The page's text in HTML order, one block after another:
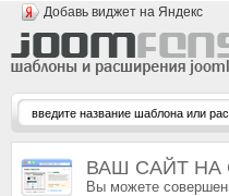
Добавь виджет на Яндекс
ВАШ САЙТ НА
Вы можете